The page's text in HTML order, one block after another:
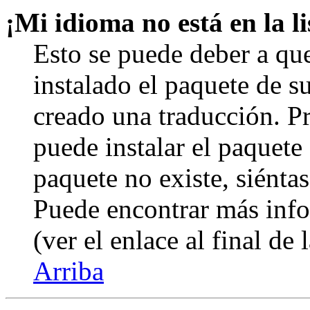
¡Mi idioma no está en la
Esto se puede deber a
instalado el paquete de
creado una traducción.
puede instalar el
paquete no existe,
Puede encontrar más
(ver el enlace al final de
Arriba